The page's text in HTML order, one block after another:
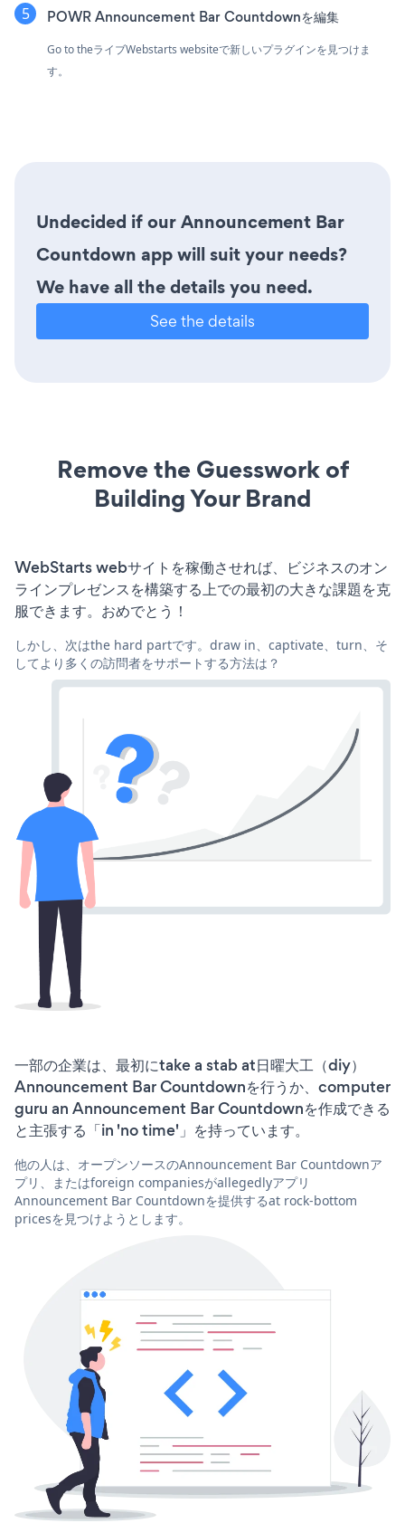
POWR Announcement Bar Countdownを編集
Go to theライブWebstarts websiteで新しいプラグインを見つけま
す。
Undecided if our Announcement Bar
Countdown app will suit your needs?
We have all the details you need.
See the details
Remove the Guesswork of
Building Your Brand
WebStarts webサイトを稼働させれば、ビジネスのオン
ラインプレゼンスを構築する上での最初の大きな課題を克
服できます。おめでとう！
しかし、次はthe hard partです。draw in、captivate、turn、そ
してより多くの訪問者をサポートする方法は？
一部の企業は、最初にtake a stab at日曜大工（diy）
Announcement Bar Countdownを行うか、computer
guru an Announcement Bar Countdownを作成できる
と主張する「in 'no time'」を持っています。
他の人は、オープンソースのAnnouncement Bar Countdownア
プリ、またはforeign companiesがallegedlyアプリ
Announcement Bar Countdownを提供するat rock-bottom
pricesを見つけようとします。